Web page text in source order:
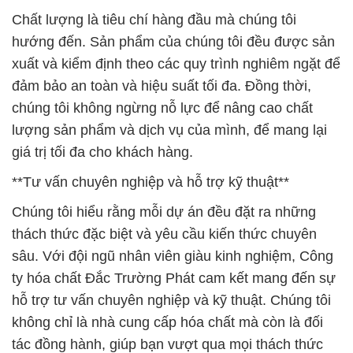
Chất lượng là tiêu chí hàng đầu mà chúng tôi
hướng đến. Sản phẩm của chúng tôi đều được sản
xuất và kiểm định theo các quy trình nghiêm ngặt để
đảm bảo an toàn và hiệu suất tối đa. Đồng thời,
chúng tôi không ngừng nỗ lực để nâng cao chất
lượng sản phẩm và dịch vụ của mình, để mang lại
giá trị tối đa cho khách hàng.
**Tư vấn chuyên nghiệp và hỗ trợ kỹ thuật**
Chúng tôi hiểu rằng mỗi dự án đều đặt ra những
thách thức đặc biệt và yêu cầu kiến thức chuyên
sâu. Với đội ngũ nhân viên giàu kinh nghiệm, Công
ty hóa chất Đắc Trường Phát cam kết mang đến sự
hỗ trợ tư vấn chuyên nghiệp và kỹ thuật. Chúng tôi
không chỉ là nhà cung cấp hóa chất mà còn là đối
tác đồng hành, giúp bạn vượt qua mọi thách thức